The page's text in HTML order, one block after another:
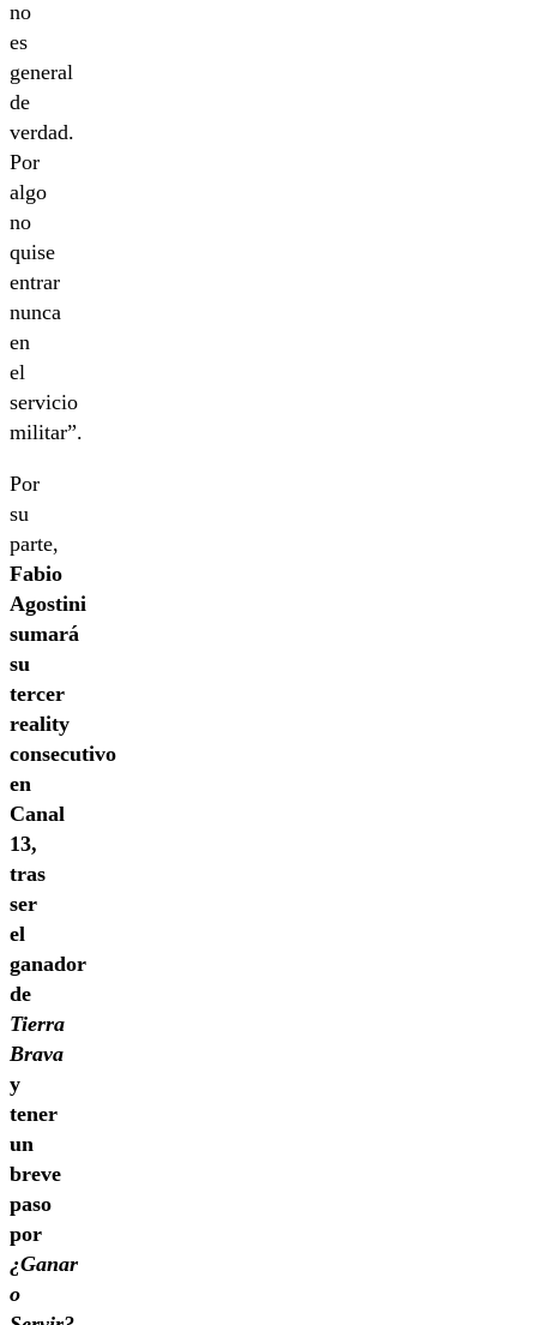
no
es
general
de
verdad.
Por
algo
no
quise
entrar
nunca
en
el
servicio
militar”.
Por
su
parte,
Fabio
Agostini
sumará
su
tercer
reality
consecutivo
en
Canal
13,
tras
ser
el
ganador
de
Tierra
Brava
y
tener
un
breve
paso
por
¿Ganar
o